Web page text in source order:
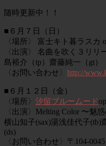
随時更新中！！
■６月７日（日）
〈場所〉 富士キト暮ラスカ
〈出演〉 名曲を吹く３リリ
島裕介（tp）齋藤純一（gt）
〈お問い合わせ〉 http://
■６月１２日（金）
〈場所〉 汐留ブルームード
〈出演〉Melting Color 〜魅
横山知子(sax)湯浅佳代子(tb)
(ds)
〈お問い合わせ〉〒104-